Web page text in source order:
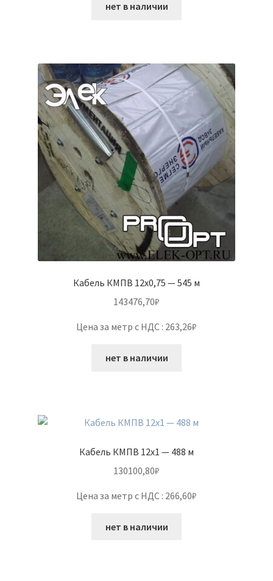
нет в наличии
Кабель КМПВ 12х0,75 — 545 м
143476,70₽
Цена за метр с НДС : 263,26₽
нет в наличии
Кабель КМПВ 12х1 — 488 м
130100,80₽
Цена за метр с НДС : 266,60₽
нет в наличии